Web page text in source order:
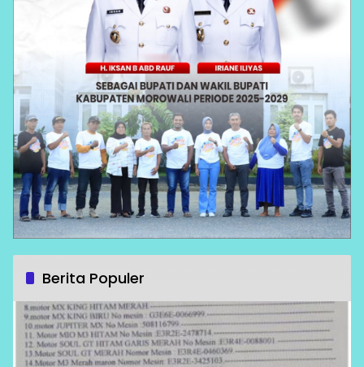
Berita Populer